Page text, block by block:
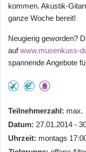
kommen. Akustik-
ganze Woche bereit!
Neugierig geworden?
aufwww.musenkuss-
spannende Angebote
Teilnehmerzahl
max.
Datum 27.01.2014 -
Uhrzeit montags